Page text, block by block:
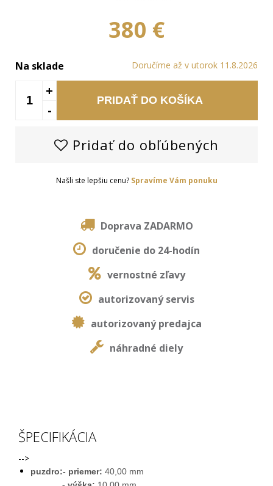
380 €
Na sklade Doručíme až v utorok 11.8.2026
PRIDAŤ DO KOŠÍKA
+
-
Pridať do obľúbených
Našli ste lepšiu cenu? Spravíme Vám ponuku
Doprava ZADARMO
doručenie do 24-hodín
vernostné zľavy
autorizovaný servis
autorizovaný predajca
náhradné diely
ŠPECIFIKÁCIA
-->
puzdro:- priemer: 40,00 mm